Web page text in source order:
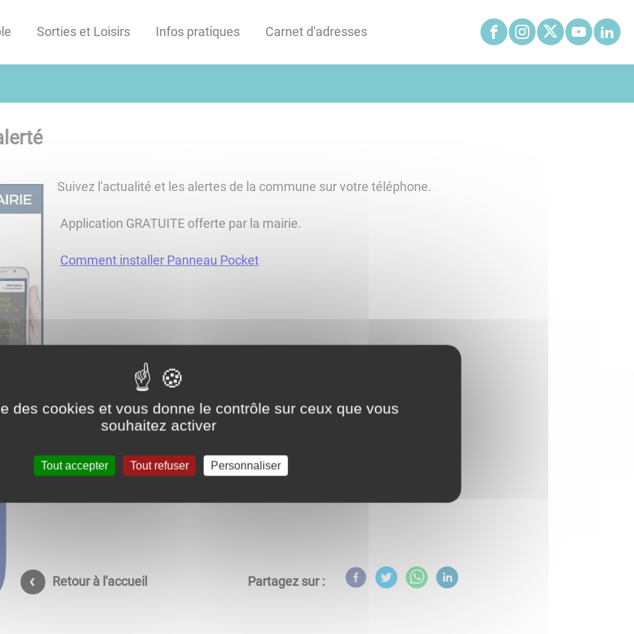
Sorties et Loisirs Infos pratiques Carnet d'adresses
Suivez l'actualité et les alertes de la commune sur votre téléphone.
Application GRATUITE offerte par la mairie.
Comment installer Panneau Pocket
Visitez la page Facebook Ville d'Arc-lès-Gray
Retour à l'accueil Partagez sur :
des cookies et vous donne le contrôle sur ceux que vous
souhaitez activer
Tout accepter Tout refuser Personnaliser